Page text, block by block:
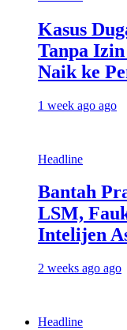
Kasus
Tanpa
Naik ke
1 week ago ago
Headline
Bantah
LSM,
Intelijen
2 weeks ago ago
Headline